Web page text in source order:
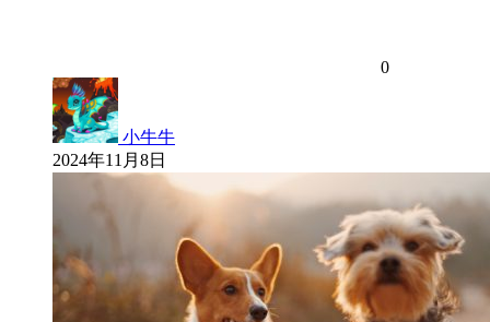
0
小牛牛
2024年11月8日